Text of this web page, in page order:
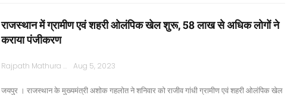
राजस्थान में ग्रामीण एवं शहरी ओलंपिक खेल शुरू, 58 लाख से अधिक लोगों ने
कराया पंजीकरण
Rajpath Mathura Aug 5, 2023
जयपुर । राजस्थान के मुख्यमंत्री अशोक गहलोत ने शनिवार को राजीव गांधी ग्रामीण एवं शहरी ओलंपिक खेल